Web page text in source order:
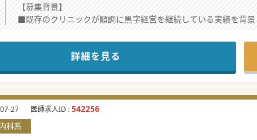
【募集背景】
■既存のクリニックが順調に黒字経営を継続している実績を背
■新規クリニックの開設にあたり、分院長として中心となって
■ベテランの先生は勿論、専門医資格をお持ちでない先生でも
【やりがい】
■手厚い待遇のもとで管理医師としての手腕を発揮しながら、
■ご自身の専門を活かし、地域住民の皆様の健康を長期的かつ
■経営スキルの獲得と理想的な医療の実践を同時に叶えられる非
【具体的な医療機関情報】
詳細を見る
27 医師求人ID :542256
内科系